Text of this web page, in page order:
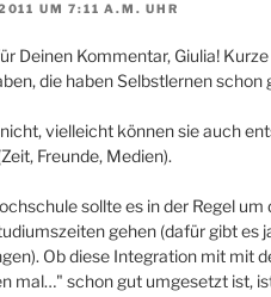
UM 7:11 A.M. UHR
Deinen Kommentar, Giulia!
die haben Selbstlernen schon
vielleicht können sie auch
Freunde, Medien).
sollte es in der Regel
gehen (dafür gibt es
Ob diese Integration mit mit
mal…" schon gut umgesetzt ist,